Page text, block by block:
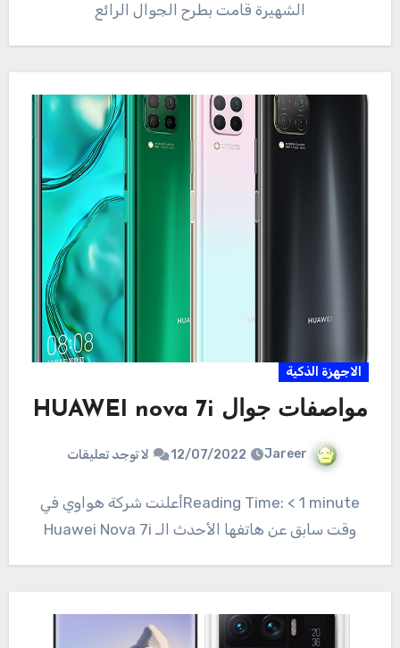
الشهيرة قامت بطرح الجوال الرائع
الاجهزة الذكية
مواصفات جوال HUAWEI nova 7i
Jareer
12/07/2022 لا توجد تعليقات
Reading Time: < 1 minuteأعلنت شركة هواوي في
وقت سابق عن هاتفها الأحدث الـ Huawei Nova 7i